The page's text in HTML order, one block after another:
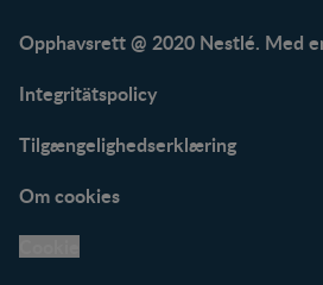
Opphavsrett @ 2020 Nestlé. Med
Integritätspolicy
Tilgængelighedserklæring
Om cookies